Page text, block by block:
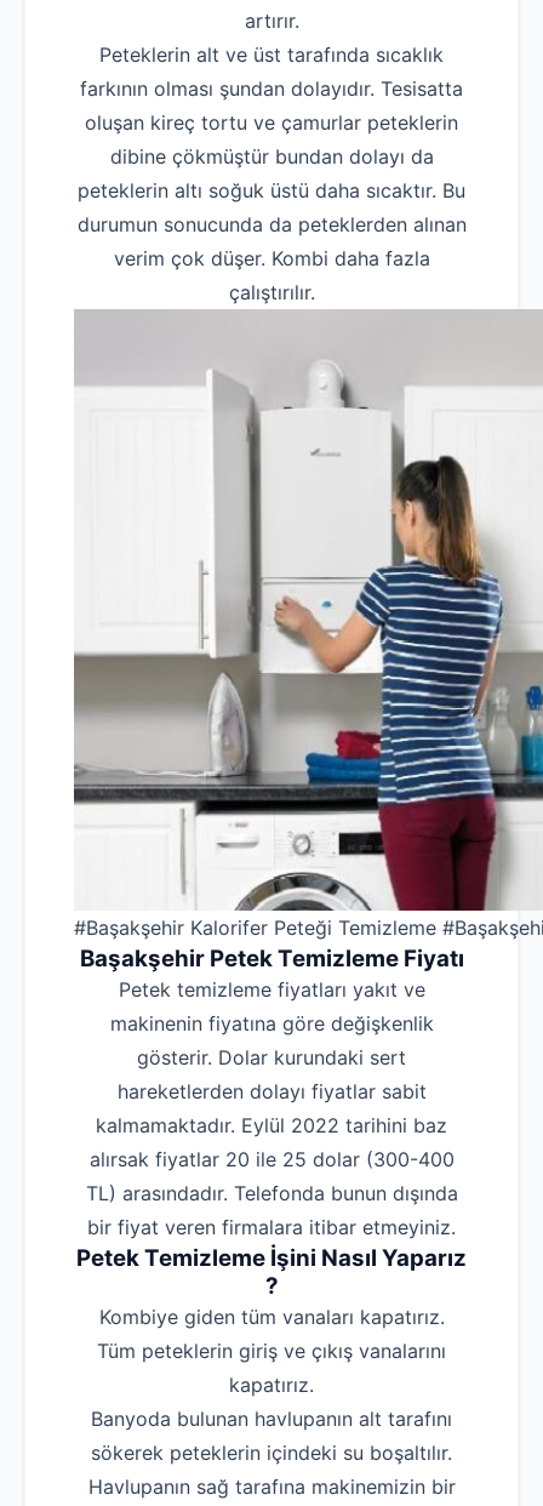
artırır.
Peteklerin alt ve üst tarafında sıcaklık
farkının olması şundan dolayıdır. Tesisatta
oluşan kireç tortu ve çamurlar peteklerin
dibine çökmüştür bundan dolayı da
peteklerin altı soğuk üstü daha sıcaktır. Bu
durumun sonucunda da peteklerden alınan
verim çok düşer. Kombi daha fazla
çalıştırılır.
#Başakşehir Kalorifer Peteği Temizleme
BaşakşehirPetek Temizleme Fiyatı
Petek temizleme fiyatları yakıt ve
makinenin fiyatına göre değişkenlik
gösterir. Dolar kurundaki sert
hareketlerden dolayı fiyatlar sabit
kalmamaktadır. Eylül 2022 tarihini baz
alırsak fiyatlar 20 ile 25 dolar (300-400
TL) arasındadır. Telefonda bunun dışında
bir fiyat veren firmalara itibar etmeyiniz.
Petek Temizleme İşini Nasıl Yaparız
?
‌Kombiye giden tüm vanaları kapatırız.
‌Tüm peteklerin giriş ve çıkış vanalarını
kapatırız.
‌Banyoda bulunan havlupanın alt tarafını
sökerek peteklerin içindeki su boşaltılır.
‌Havlupanın sağ tarafına makinemizin bir